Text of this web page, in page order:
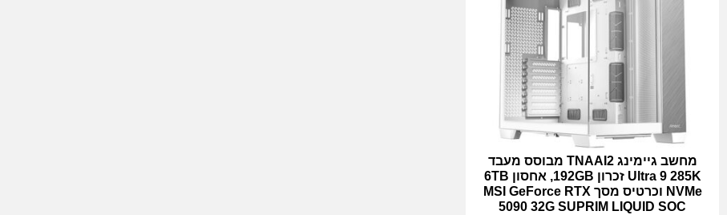
מחשב גיימינג TNAAI2 מבוסס מעבד
Ultra 9 285K זכרון 192GB, אחסון 6TB
NVMe וכרטיס מסך MSI GeForce RTX
5090 32G SUPRIM LIQUID SOC